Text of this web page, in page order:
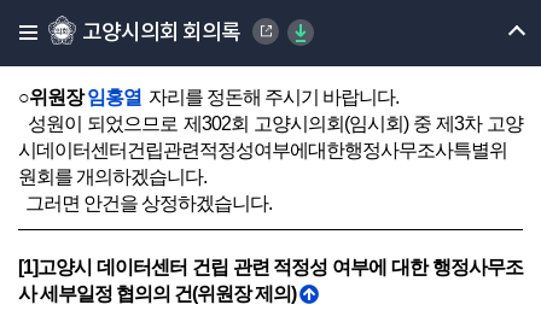
고양시의회 회의록
○위원장임홍열 자리를 정돈해 주시기 바랍니다.
성원이 되었으므로 제302회 고양시의회(임시회) 중 제3차 고양
시데이터센터건립관련적정성여부에대한행정사무조사특별위
원회를 개의하겠습니다.
그러면 안건을 상정하겠습니다.
[1]고양시 데이터센터 건립 관련 적정성 여부에 대한 행정사무조
사 세부일정 협의의 건(위원장 제의)